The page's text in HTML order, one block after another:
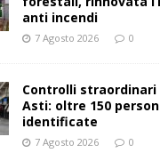
anti incendi
7 Agosto 2026 0
Controlli straordinari
Asti: oltre 150
identificate
7 Agosto 2026 0